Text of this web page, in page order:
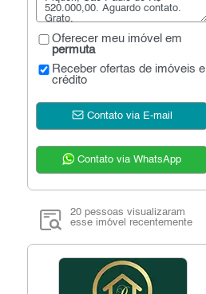
Oferecer meu imóvel em
permuta
Receber ofertas de imóveis e
crédito
Contato via E-mail
Contato via WhatsApp
20 pessoas visualizaram
esse imóvel recentemente